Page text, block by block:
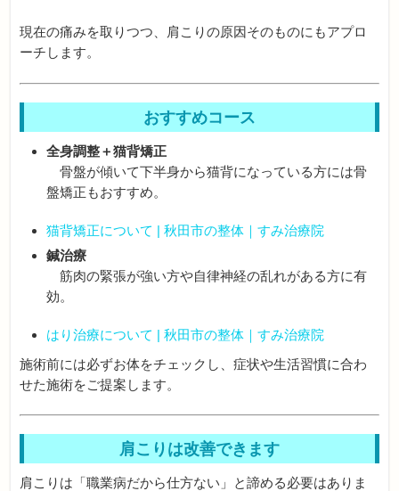
現在の痛みを取りつつ、肩こりの原因そのものにもアプロ
ーチします。
おすすめコース
全身調整＋猫背矯正
骨盤が傾いて下半身から猫背になっている方には骨
盤矯正もおすすめ。
猫背矯正について | 秋田市の整体｜すみ治療院
鍼治療
筋肉の緊張が強い方や自律神経の乱れがある方に有
効。
はり治療について | 秋田市の整体｜すみ治療院
施術前には必ずお体をチェックし、症状や生活習慣に合わ
せた施術をご提案します。
肩こりは改善できます
肩こりは「職業病だから仕方ない」と諦める必要はありま